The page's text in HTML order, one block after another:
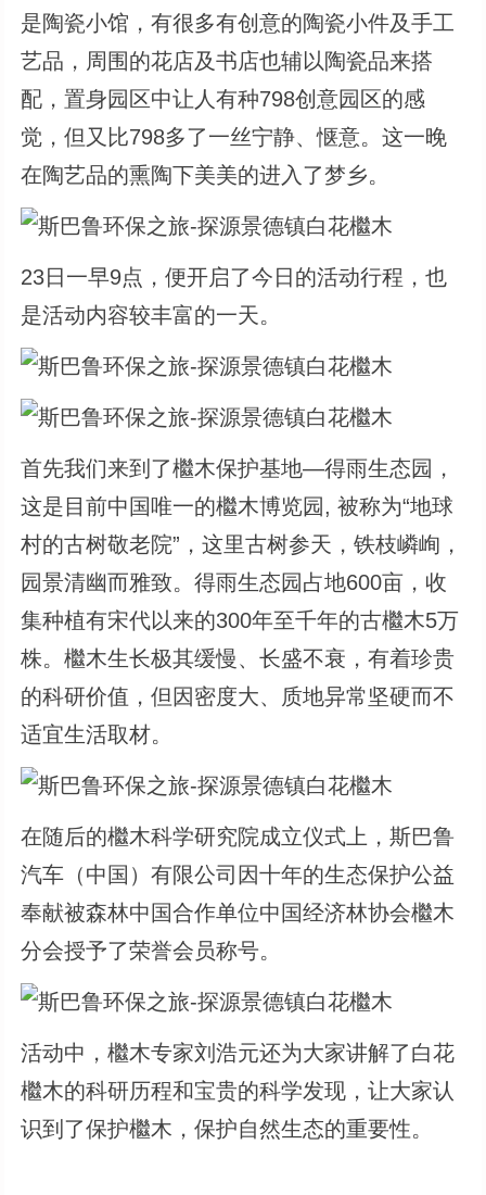
是陶瓷小馆，有很多有创意的陶瓷小件及手工
艺品，周围的花店及书店也辅以陶瓷品来搭
配，置身园区中让人有种798创意园区的感
觉，但又比798多了一丝宁静、惬意。这一晚
在陶艺品的熏陶下美美的进入了梦乡。
23日一早9点，便开启了今日的活动行程，也
是活动内容较丰富的一天。
首先我们来到了檵木保护基地—得雨生态园，
这是目前中国唯一的檵木博览园, 被称为“地球
村的古树敬老院”，这里古树参天，铁枝嶙峋，
园景清幽而雅致。得雨生态园占地600亩，收
集种植有宋代以来的300年至千年的古檵木5万
株。檵木生长极其缓慢、长盛不衰，有着珍贵
的科研价值，但因密度大、质地异常坚硬而不
适宜生活取材。
在随后的檵木科学研究院成立仪式上，斯巴鲁
汽车（中国）有限公司因十年的生态保护公益
奉献被森林中国合作单位中国经济林协会檵木
分会授予了荣誉会员称号。
活动中，檵木专家刘浩元还为大家讲解了白花
檵木的科研历程和宝贵的科学发现，让大家认
识到了保护檵木，保护自然生态的重要性。